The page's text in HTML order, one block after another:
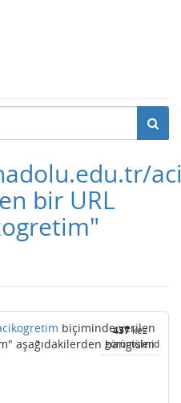
bir URL
437kez
görüntülendi
biçiminde verilen
aşağıdakilerden hangisini